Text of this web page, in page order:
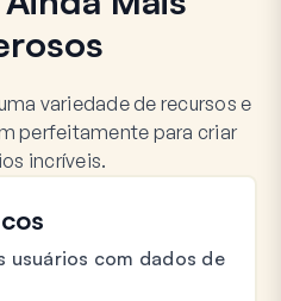
variedade de recursos e
perfeitamente para criar
incríveis.
usuários com dados de